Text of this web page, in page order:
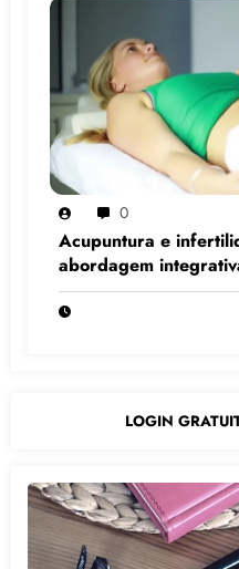
0
Acupuntura e
abordagem
evidências científicas
LOGIN